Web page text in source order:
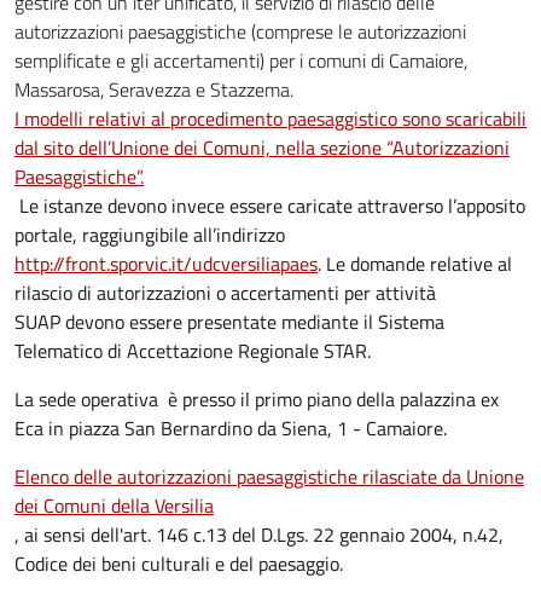
autorizzazioni paesaggistiche (comprese le autorizzazioni
semplificate e gli accertamenti) per i comuni di Camaiore,
Massarosa, Seravezza e Stazzema.
I modelli relativi al procedimento paesaggistico sono scaricabili
dal sito dell’Unione dei Comuni, nella sezione “Autorizzazioni
Paesaggistiche”.
Le istanze devono invece essere caricate attraverso l’apposito
portale, raggiungibile all’indirizzo
http://front.sporvic.it/udcversiliapaes. Le domande relative al
rilascio di autorizzazioni o accertamenti per attività
SUAP devono essere presentate mediante il Sistema
Telematico di Accettazione Regionale STAR.
La sede operativa è presso il primo piano della palazzina ex
Eca in piazza San Bernardino da Siena, 1 - Camaiore.
Elenco delle autorizzazioni paesaggistiche rilasciate da Unione
dei Comuni della Versilia
, ai sensi dell'art. 146 c.13 del D.Lgs. 22 gennaio 2004, n.42,
Codice dei beni culturali e del paesaggio.